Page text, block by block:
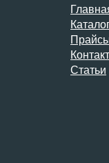
Статьи